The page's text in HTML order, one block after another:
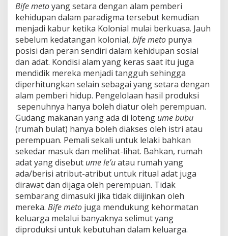
Bife metoyang setara dengan alam pemberi
kehidupan dalam paradigma tersebut kemudian
menjadi kabur ketika Kolonial mulai berkuasa. Jauh
sebelum kedatangan kolonial, bife meto punya
posisi dan peran sendiri dalam kehidupan sosial
dan adat. Kondisi alam yang keras saat itu juga
mendidik mereka menjadi tangguh sehingga
diperhitungkan selain sebagai yang setara dengan
alam pemberi hidup. Pengelolaan hasil produksi
sepenuhnya hanya boleh diatur oleh perempuan.
Gudang makanan yang ada di loteng ume bubu
(rumah bulat) hanya boleh diakses oleh istri atau
perempuan. Pemali sekali untuk lelaki bahkan
sekedar masuk dan melihat-lihat. Bahkan, rumah
adat yang disebut ume le’uatau rumah yang
ada/berisi atribut-atribut untuk ritual adat juga
dirawat dan dijaga oleh perempuan. Tidak
sembarang dimasuki jika tidak diijinkan oleh
mereka. Bife meto juga mendukung kehormatan
keluarga melalui banyaknya selimut yang
diproduksi untuk kebutuhan dalam keluarga.